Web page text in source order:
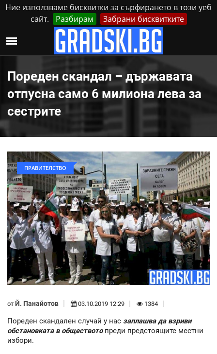
Ние използваме бисквитки за сърфирането в този уеб
сайт.
Разбирам Забрани бисквитките
Събота, 8 Август, 2026 Реклама Контакти
Пореден скандал – държавата
отпусна само 6 милиона лева за
сестрите
ПРАВИТЕЛСТВО
от Й. Панайотов 03.10.2019 12:29 1384
Пореден скандален случай у нас заплашва да взриви
обстановката в обществотопреди предстоящите местни
избори.